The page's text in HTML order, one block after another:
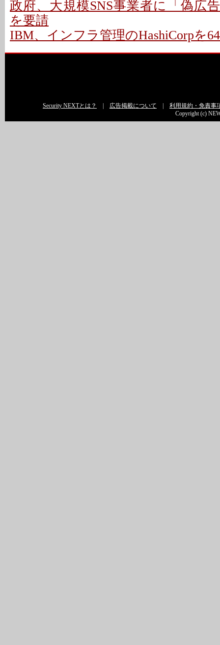
政府、大規模SNS事業者に「偽広
を要請
IBM、インフラ管理のHashiCorpを
Security NEXTとは？ 広告掲載について
利用規約・免責事
Copyright (c)